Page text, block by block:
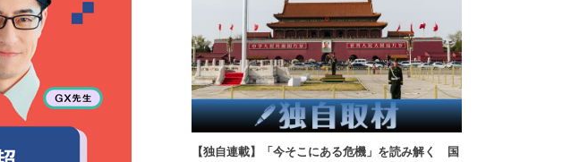
【独自連載】「今そこにある危機」を読み解く 国